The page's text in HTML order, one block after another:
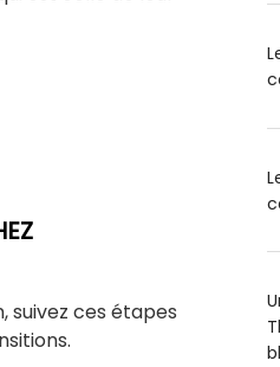
suivez ces étapes